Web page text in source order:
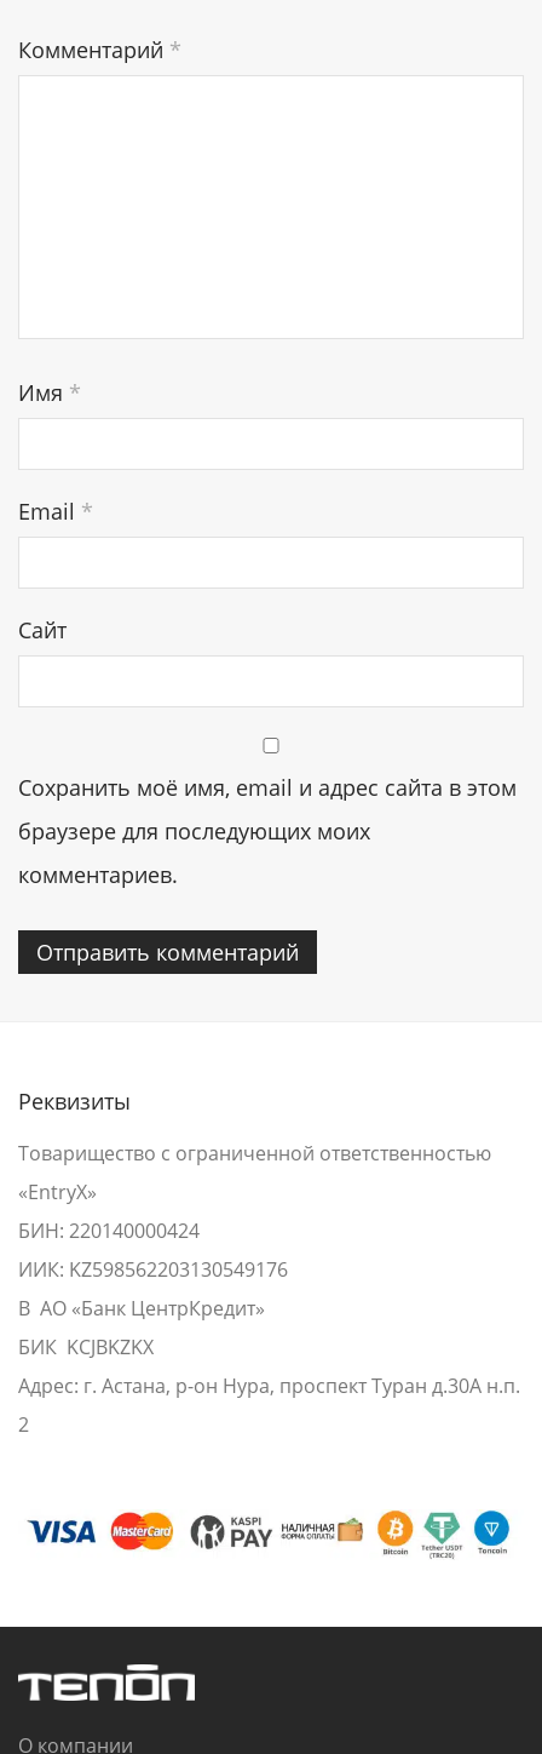
Комментарий *
Имя *
Email *
Сайт
Сохранить моё имя, email и адрес сайта в этом
браузере для последующих моих
комментариев.
Реквизиты
Товарищество с ограниченной ответственностью
«EntryX»
БИН: 220140000424
ИИК: KZ598562203130549176
В АО «Банк ЦентрКредит»
БИК KCJBKZKX
Адрес: г. Астана, р-он Нура, проспект Туран д.30А н.п.
2
О компании